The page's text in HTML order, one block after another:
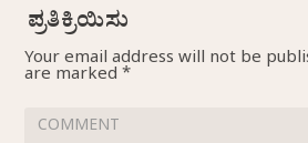
Your email address will not be
are marked *